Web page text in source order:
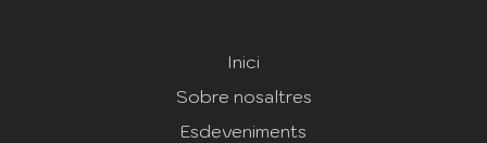
Inici
Sobre nosaltres
Esdeveniments